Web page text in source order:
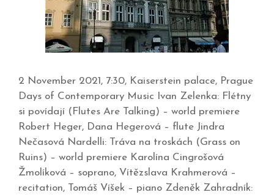
2 November 2021, 7:30, Kaiserstein palace, Prague
Days of Contemporary Music Ivan Zelenka: Flétny
si povídají (Flutes Are Talking) – world premiere
Robert Heger, Dana Hegerová – flute Jindra
Nečasová Nardelli: Tráva na troskách (Grass on
Ruins) – world premiere Karolína Cingrošová
Žmolíková – soprano, Vítězslava Krahmerová –
recitation, Tomáš Víšek – piano Zdeněk Zahradník: